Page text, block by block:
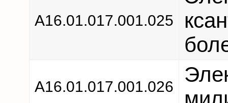
А16.01.017.001.025
А16.01.017.001.026